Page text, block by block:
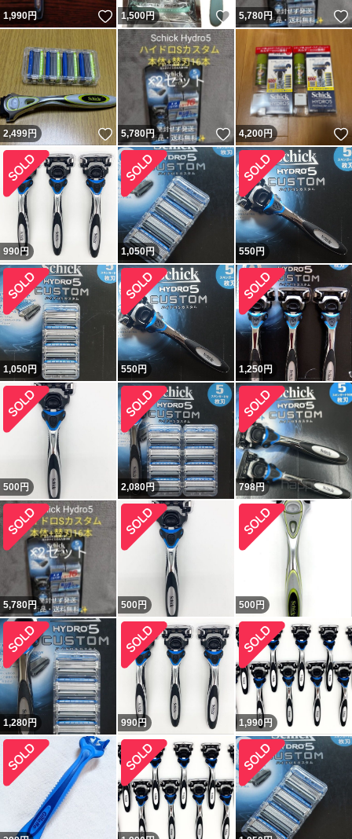
1,990円 いいね！
1,500円 いいね！
5,780円
2,499円 いいね！
5,780円 いいね！
4,200円
990円 1,050円 550円
1,050円 550円 1,250円
500円 2,080円 798円
5,780円 500円 500 円
1,280円 990円 1,990円